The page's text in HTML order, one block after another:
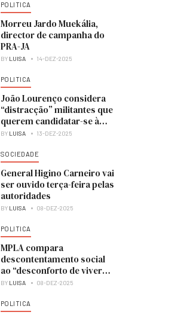
POLITICA
Morreu Jardo Muekália,
director de campanha do
PRA-JA
BY LUISA 14-DEZ-2025
POLITICA
João Lourenço considera
“distracção” militantes que
querem candidatar-se à
liderança do MPLA
BY LUISA 13-DEZ-2025
SOCIEDADE
General Higino Carneiro vai
ser ouvido terça-feira pelas
autoridades
BY LUISA 08-DEZ-2025
POLITICA
MPLA compara
descontentamento social
ao “desconforto de viver
numa casa em obras”
BY LUISA 08-DEZ-2025
POLITICA